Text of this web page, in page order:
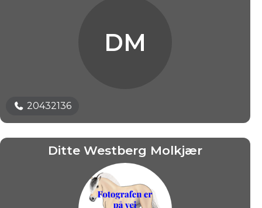
DM
20432136
Ditte Westberg Molkjær